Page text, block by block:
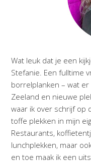
Wat leuk dat je een
Stefanie. Een fulltime
borrelplanken – wat
Zeeland en nieuwe
waar ik over schrijf op
toffe plekken in mijn
Restaurants,
lunchplekken, maar
en toe maak ik een